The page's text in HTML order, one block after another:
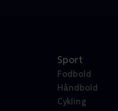
Sport
Fodbold
Håndbold
Cykling